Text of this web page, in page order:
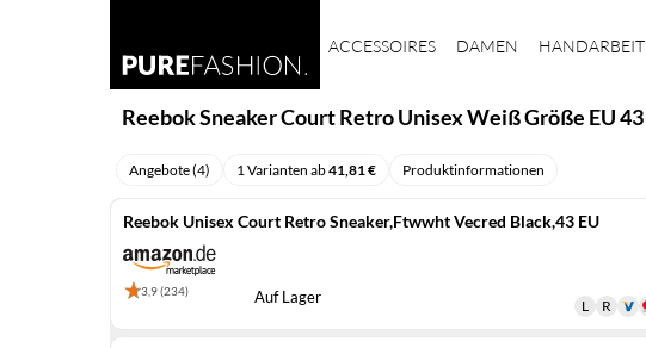
ACCESSOIRES DAMEN HANDARBEIT
Reebok Sneaker Court Retro Unisex Weiß Größe EU 43
Angebote (4) 1 Varianten ab41,81 € Produktinformationen
Reebok Unisex Court Retro Sneaker,Ftwwht Vecred Black,43 EU
3,9 (234)
Auf Lager